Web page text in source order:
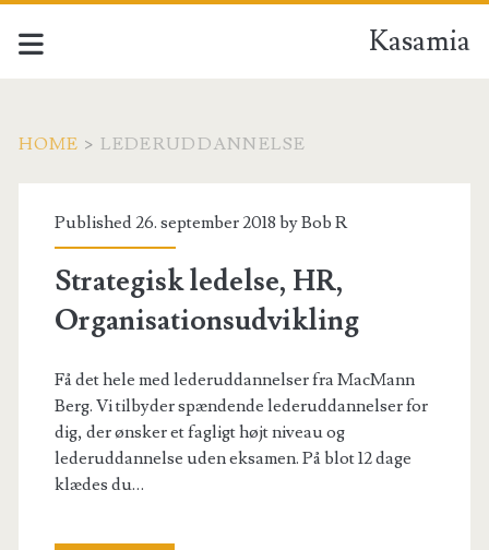
Kasamia
HOME > LEDERUDDANNELSE
Tag:
Published 26. september 2018 byBob R
Strategisk ledelse, HR,
Organisationsudvikling
Få det hele med lederuddannelser fra MacMann
Berg. Vi tilbyder spændende lederuddannelser for
dig, der ønsker et fagligt højt niveau og
lederuddannelse uden eksamen. På blot 12 dage
klædes du…